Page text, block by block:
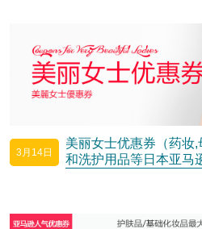
3月14日
美丽女士优惠券（药妆
和洗护用品等日本亚马